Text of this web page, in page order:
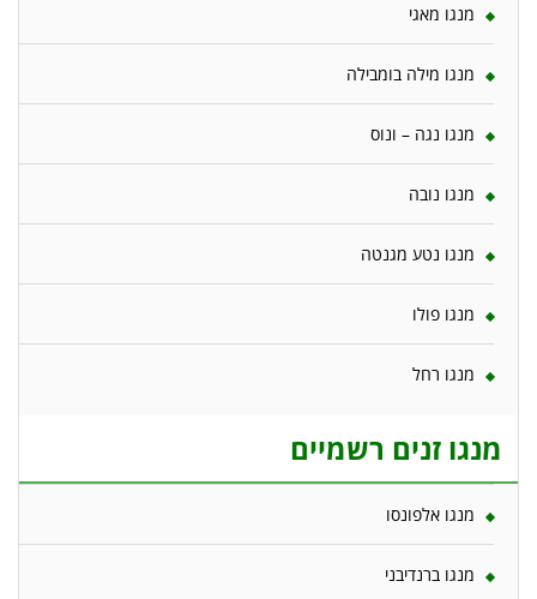
מנגו מאגי
מנגו מילה בומבילה
מנגו נגה – ונוס
מנגו נובה
מנגו נטע מגנטה
מנגו פולו
מנגו רחל
מנגו זנים רשמיים
מנגו אלפונסו
מנגו ברנדיבני